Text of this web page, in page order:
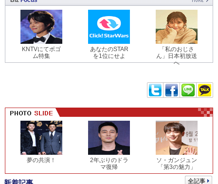
KNTVにてボゴ
ム特集
あなたのSTAR
を1位にせよ
「私のおじさ
ん」日本初放送
へ
夢の共演！
2年ぶりのドラ
マ復帰
ソ・ガンジュン
「第3の魅力」
全記事